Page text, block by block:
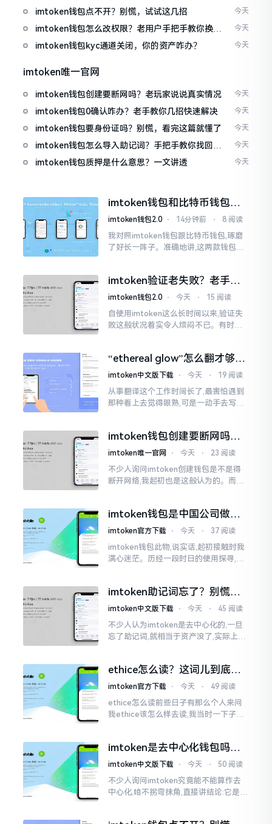
imtoken钱包点不开？别慌，试试这几招 今天
imtoken钱包怎么改权限？老用户手把手教你换主
人
今天
imtoken钱包kyc通道关闭，你的资产咋办？ 今天
imtoken唯一官网
imtoken钱包创建要断网吗？老玩家说说真实情况 今天
imtoken钱包0确认咋办？老手教你几招快速解决 今天
imtoken钱包要身份证吗？别慌，看完这篇就懂了 今天
imtoken钱包怎么导入助记词？手把手教你找回资
产
今天
imtoken钱包质押是什么意思？一文讲透 今天
imtoken钱包和比特币钱包，
谁更安全？老玩家来聊聊
imtoken钱包2.0 ⋅ 14分钟前 ⋅ 8 阅读
我对照imtoken钱包跟比特币钱包,琢磨
了好长一阵子。准确地讲,这两款钱包我
挺美观
imtoken验证老失败？老手教
你几招搞定
imtoken钱包2.0 ⋅ 今天 ⋅ 15 阅读
自使用imtoken这么长时间以来,验证失
败这般状况着实令人烦闷不已。有时急
至极点。
“ethereal glow”怎么翻才够味
儿？翻译圈老油条的私房话
imtoken中文版下载 ⋅ 今天 ⋅ 19 阅读
从事翻译这个工作时间长了,最害怕遇到
那种看上去觉得眼熟,可是一动手去写就
imtoken钱包创建要断网吗？
老玩家说说真实情况
imtoken唯一官网 ⋅ 今天 ⋅ 23 阅读
不少人询问imtoken创建钱包是不是得
断开网络,我起初也是这般认为的。而后
人攻击
imtoken钱包是中国公司做的
吗？一文说清楚
imtoken官方下载 ⋅ 今天 ⋅ 37 阅读
imtoken钱包此物,说实话,起初接触时我
满心迷茫。历经一段时日的使用探寻,我
李鹏
imtoken助记词忘了？别慌，
这招能救你
imtoken中文版下载 ⋅ 今天 ⋅ 45 阅读
不少人认为imtoken是去中心化的,一旦
忘了助记词,就相当于资产没了,实际上这
于网络连接状态
ethice怎么读？这词儿到底念
啥，别搞错了
imtoken官方下载 ⋅ 今天 ⋅ 49 阅读
ethice怎么读前些日子有那么个人来问
我ethice该怎么样去读,我当时一下子就
呢拼写方面却少了一个字母
imtoken是去中心化钱包吗？
看完这篇不踩坑
imtoken中文版下载 ⋅ 今天 ⋅ 50 阅读
不少人询问imtoken究竟能不能算作去
中心化,咱不拐弯抹角,直接讲结论:它是一